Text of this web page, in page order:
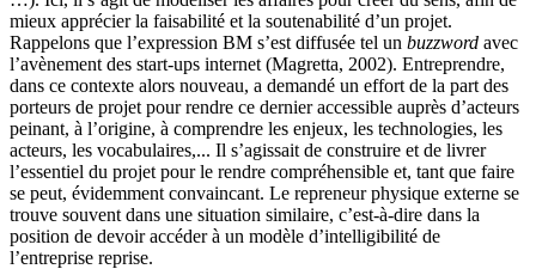
mieux apprécier la faisabilité et la soutenabilité d’un projet.
Rappelons que l’expression BM s’est diffusée tel un buzzword avec
l’avènement des start-ups internet (Magretta, 2002). Entreprendre,
dans ce contexte alors nouveau, a demandé un effort de la part des
porteurs de projet pour rendre ce dernier accessible auprès d’acteurs
peinant, à l’origine, à comprendre les enjeux, les technologies, les
acteurs, les vocabulaires,... Il s’agissait de construire et de livrer
l’essentiel du projet pour le rendre compréhensible et, tant que faire
se peut, évidemment convaincant. Le repreneur physique externe se
trouve souvent dans une situation similaire, c’est-à-dire dans la
position de devoir accéder à un modèle d’intelligibilité de
l’entreprise reprise.